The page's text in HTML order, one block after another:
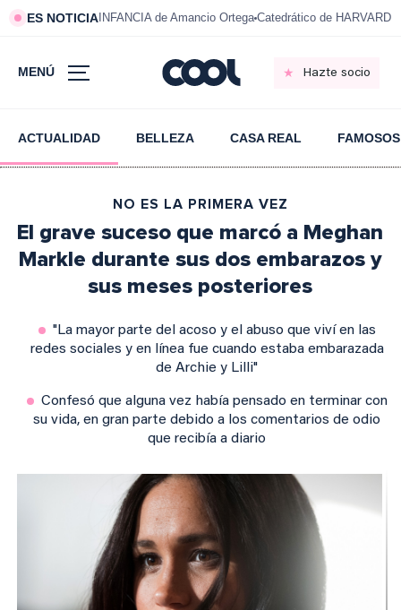
ES NOTICIA INFANCIA de Amancio Ortega Catedrático de HARVARD
MENÚ Hazte socio
ACTUALIDAD BELLEZA CASA REAL FAMOSOS
NO ES LA PRIMERA VEZ
El grave suceso que marcó a Meghan
Markle durante sus dos embarazos y
sus meses posteriores
"La mayor parte del acoso y el abuso que viví en las
redes sociales y en línea fue cuando estaba embarazada
de Archie y Lilli"
Confesó que alguna vez había pensado en terminar con
su vida, en gran parte debido a los comentarios de odio
que recibía a diario